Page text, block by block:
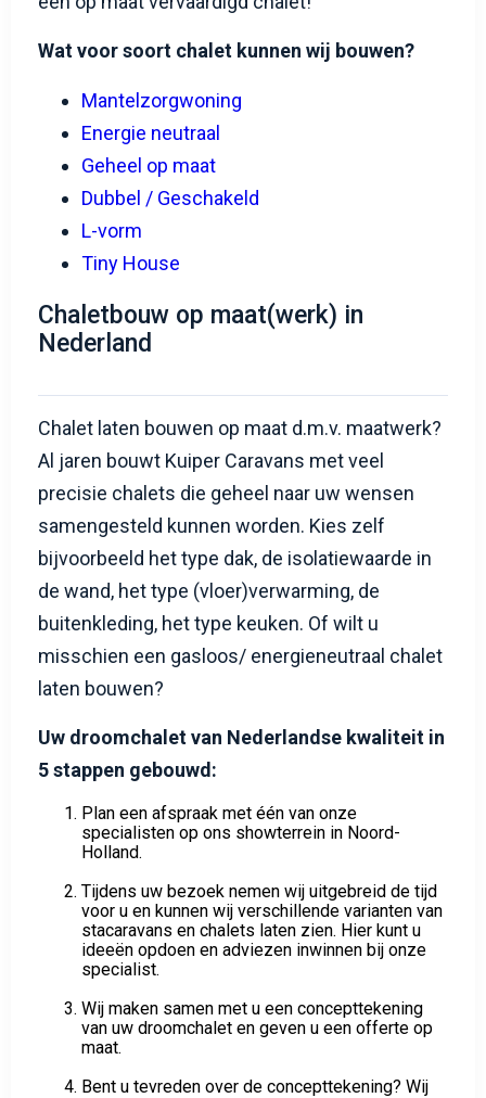
Wat voor soort chalet kunnen wij bouwen?
Energie neutraal
Geheel op maat
Dubbel / Geschakeld
L-vorm
Tiny House
Chaletbouw op maat(werk) in
Nederland
Chalet laten bouwen op maat d.m.v. maatwerk?
Al jaren bouwt Kuiper Caravans met veel
precisie chalets die geheel naar uw wensen
samengesteld kunnen worden. Kies zelf
bijvoorbeeld het type dak, de isolatiewaarde in
de wand, het type (vloer)verwarming, de
buitenkleding, het type keuken. Of wilt u
misschien een gasloos/ energieneutraal chalet
laten bouwen?
Uw droomchalet van Nederlandse kwaliteit in
5 stappen gebouwd:
Plan een afspraak met één van onze
Holland.
Tijdens uw bezoek nemen wij uitgebreid de tijd
stacaravans en chalets laten zien. Hier kunt u
ideeën opdoen en adviezen inwinnen bij onze
specialist.
Wij maken samen met u een concepttekening
maat.
Bent u tevreden over de concepttekening? Wij
Nederlandse fabriek, waar u ook langs kunt gaan